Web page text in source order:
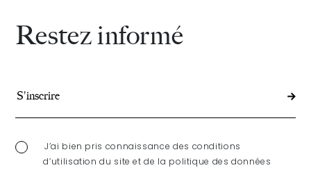
Restez informé
J’ai bien pris connaissance des conditions
d’utilisation du site et de la politique des données